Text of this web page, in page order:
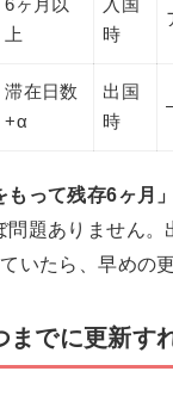
6ヶ月以
上
入国
時
滞在日数
+α
出国
時
って残存6ヶ月」
問題ありません
いたら、早めの
までに更新す